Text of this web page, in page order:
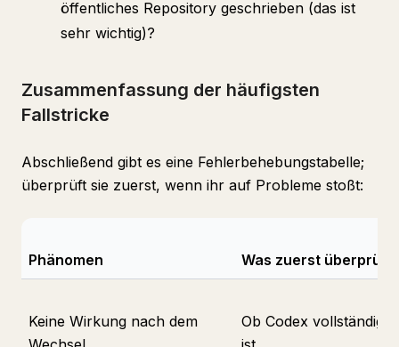
öffentliches Repository geschrieben (das ist
sehr wichtig)?
Zusammenfassung der häufigsten
Fallstricke
Abschließend gibt es eine Fehlerbehebungstabelle;
überprüft sie zuerst, wenn ihr auf Probleme stoßt:
Phänomen Was zuerst
Keine Wirkung nach dem
Ob Codex vollständig